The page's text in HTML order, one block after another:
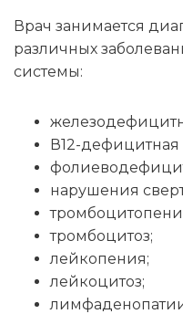
Врач занимается
различных
системы:
В12-дефицитная
нарушения
тромбоцитоз;
лейкопения;
лейкоцитоз;